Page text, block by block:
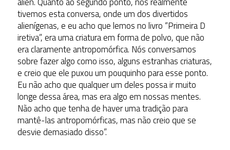
tivemos esta conversa, onde um dos divertidos
alienígenas, e eu acho que lemos no livro “Primeira D
iretiva”, era uma criatura em forma de polvo, que não
era claramente antropomórfica. Nós conversamos
sobre fazer algo como isso, alguns estranhas criaturas,
e creio que ele puxou um pouquinho para esse ponto.
Eu não acho que qualquer um deles possa ir muito
longe dessa área, mas era algo em nossas mentes.
Não acho que tenha de haver uma tradição para
mantê-las antropomórficas, mas não creio que se
desvie demasiado disso”.